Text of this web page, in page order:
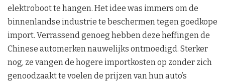
elektroboot te hangen. Het idee was immers om de
binnenlandse industrie te beschermen tegen goedkope
import. Verrassend genoeg hebben deze heffingen de
Chinese automerken nauwelijks ontmoedigd. Sterker
nog, ze vangen de hogere importkosten op zonder zich
genoodzaakt te voelen de prijzen van hun auto’s